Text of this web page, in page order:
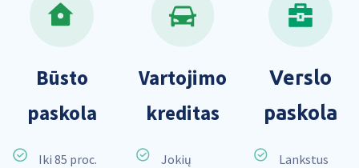
Būsto
paskola
Iki 85 proc.
Vartojimo
kreditas
Jokių
Verslo
paskola
Lankstus